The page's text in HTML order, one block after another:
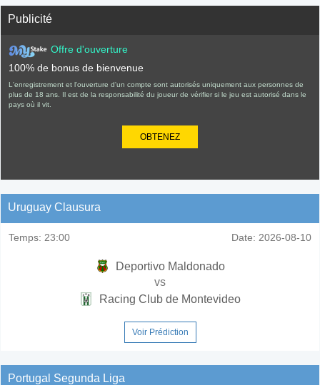
Publicité
Offre d'ouverture
100% de bonus de bienvenue
L'enregistrement et l'ouverture d'un compte sont autorisés uniquement aux personnes de
plus de 18 ans. Il est de la responsabilité du joueur de vérifier si le jeu est autorisé dans le
pays où il vit.
OBTENEZ
Uruguay Clausura
Temps: 23:00 Date: 2026-08-10
Deportivo Maldonado
vs
Racing Club de Montevideo
Voir Prédiction
Portugal Segunda Liga